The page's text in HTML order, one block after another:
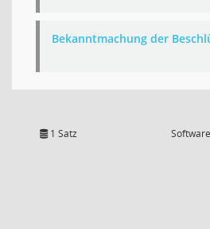
Bekanntmachung der
1 Satz